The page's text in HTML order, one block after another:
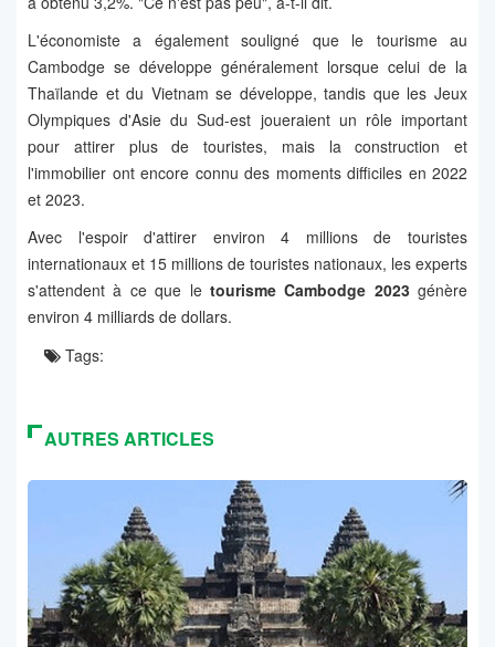
L'économiste a également souligné que le tourisme au
Cambodge se développe généralement lorsque celui de la
Thaïlande et du Vietnam se développe, tandis que les Jeux
Olympiques d'Asie du Sud-est joueraient un rôle important
pour attirer plus de touristes, mais la construction et
l'immobilier ont encore connu des moments difficiles en 2022
et 2023.
Avec l'espoir d'attirer environ 4 millions de touristes
internationaux et 15 millions de touristes nationaux, les experts
s'attendent à ce que le tourisme Cambodge 2023génère
environ 4 milliards de dollars.
Tags:
AUTRES ARTICLES